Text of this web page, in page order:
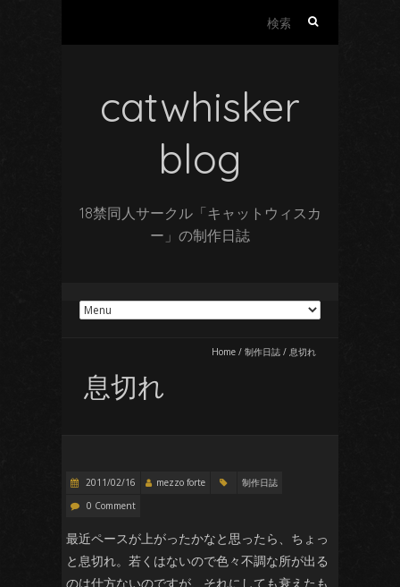
catwhisker
blog
18禁同人サークル「キャットウィスカ
ー」の制作日誌
Home / 制作日誌 / 息切れ
息切れ
2011/02/16 mezzo forte
制作日誌
0 Comment
最近ペースが上がったかなと思ったら、ちょっ
と息切れ。若くはないので色々不調な所が出る
のは仕方ないのですが、それにしても衰えたも